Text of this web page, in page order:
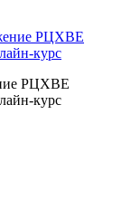
РЦХВЕ
курс